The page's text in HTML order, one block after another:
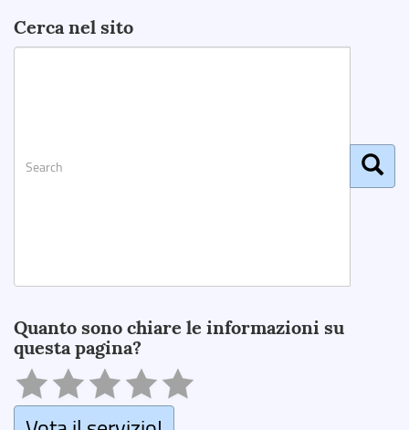
Cerca nel sito
Quanto sono chiare le informazioni su
questa pagina?